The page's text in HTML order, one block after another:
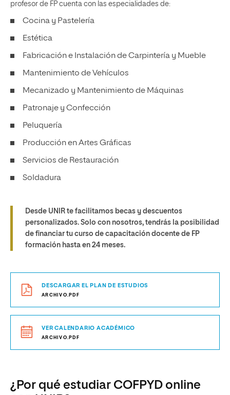
profesor de FP cuenta con las especialidades de:
Cocina y Pastelería
Estética
Fabricación e Instalación de Carpintería y Mueble
Mantenimiento de Vehículos
Mecanizado y Mantenimiento de Máquinas
Patronaje y Confección
Peluquería
Producción en Artes Gráficas
Servicios de Restauración
Soldadura
Desde UNIR te facilitamos becas y descuentos
personalizados. Solo con nosotros, tendrás la posibilidad
de financiar tu curso de capacitación docente de FP
formación hasta en 24 meses.
DESCARGAR EL PLAN DE ESTUDIOS
ARCHIVO.PDF
VER CALENDARIO ACADÉMICO
ARCHIVO.PDF
¿Por qué estudiar COFPYD online